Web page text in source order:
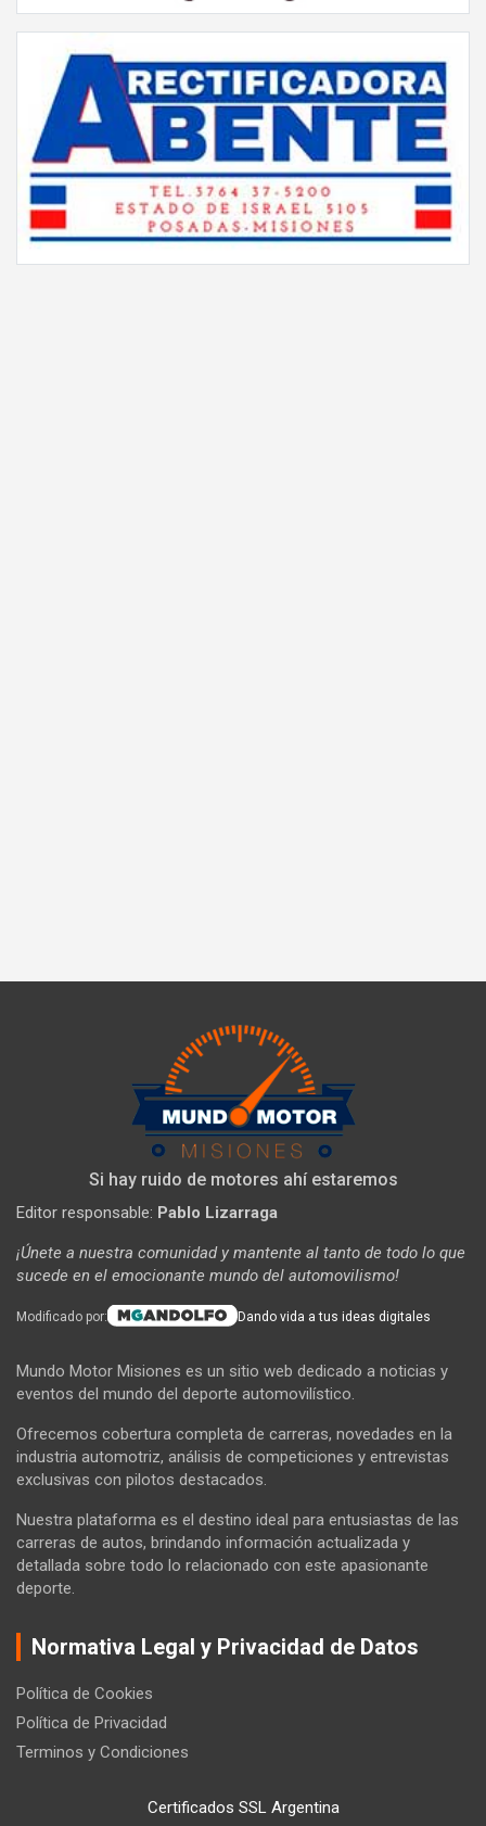
Si hay ruido de motores ahí estaremos
Editor responsable: Pablo Lizarraga
¡Únete a nuestra comunidad y mantente al tanto de todo lo que
sucede en el emocionante mundo del automovilismo!
Modificado por: Dando vida a tus ideas digitales
Mundo Motor Misiones es un sitio web dedicado a noticias y
eventos del mundo del deporte automovilístico.
Ofrecemos cobertura completa de carreras, novedades en la
industria automotriz, análisis de competiciones y entrevistas
exclusivas con pilotos destacados.
Nuestra plataforma es el destino ideal para entusiastas de las
carreras de autos, brindando información actualizada y
detallada sobre todo lo relacionado con este apasionante
deporte.
Normativa Legal y Privacidad de Datos
Política de Cookies
Política de Privacidad
Terminos y Condiciones
Certificados SSL Argentina